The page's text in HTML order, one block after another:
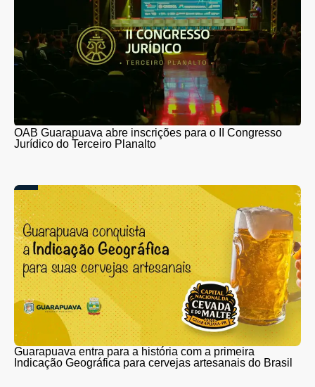
OAB Guarapuava abre inscrições para o II Congresso
Jurídico do Terceiro Planalto
Guarapuava entra para a história com a primeira
Indicação Geográfica para cervejas artesanais do Brasil